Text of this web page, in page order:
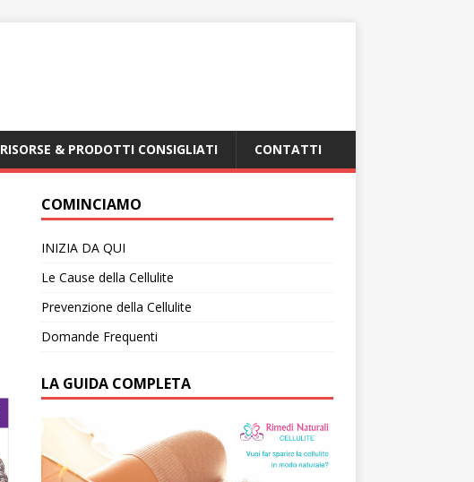
RISORSE & PRODOTTI CONSIGLIATI CONTATTI
COMINCIAMO
INIZIA DA QUI
Le Cause della Cellulite
Prevenzione della Cellulite
Domande Frequenti
LA GUIDA COMPLETA